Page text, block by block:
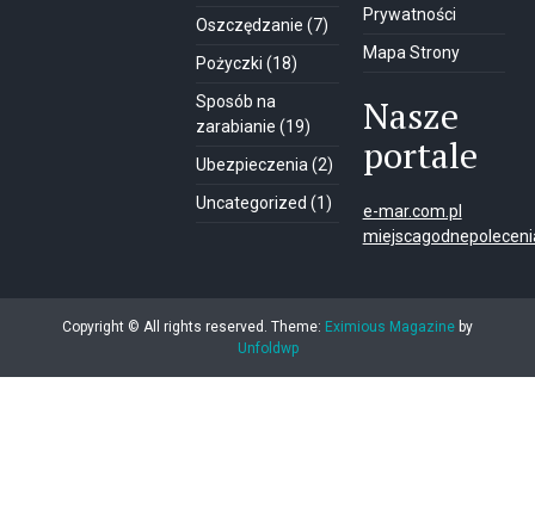
Oszczędzanie (7)
Pożyczki (18)
Sposób na
zarabianie (19)
Ubezpieczenia (2)
Uncategorized (1)
Prywatności
Mapa Strony
Nasze
portale
e-mar.com.pl
Copyright © All rights reserved. Theme: Eximious Magazine by
Unfoldwp